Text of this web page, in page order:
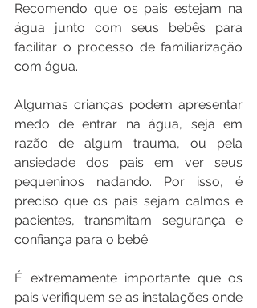
Recomendo que os pais estejam na
água junto com seus bebês para
facilitar o processo de familiarização
com água.
Algumas crianças podem apresentar
medo de entrar na água, seja em
razão de algum trauma, ou pela
ansiedade dos pais em ver seus
pequeninos nadando. Por isso, é
preciso que os pais sejam calmos e
pacientes, transmitam segurança e
confiança para o bebê.
É extremamente importante que os
pais verifiquem se as instalações onde